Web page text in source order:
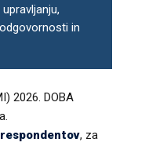
in
2026. DOBA
, za